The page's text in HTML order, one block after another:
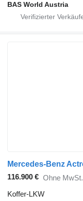
BAS World Austria
116.900 € Ohne MwSt.
Koffer-LKW